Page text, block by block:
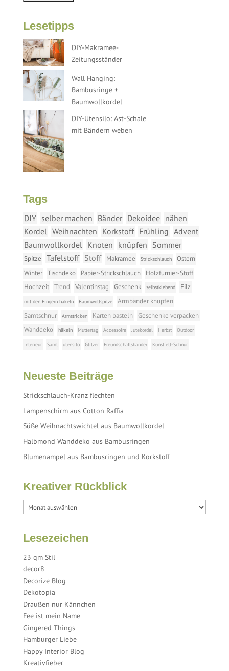
Lesetipps
DIY-Makramee-
Zeitungsständer
Wall Hanging:
Bambusringe +
Baumwollkordel
DIY-Utensilo: Ast-Schale
mit Bändern weben
Tags
DIY selber machen Bänder Dekoidee nähen
Kordel Weihnachten Korkstoff Frühling Advent
Baumwollkordel Knoten knüpfen Sommer
Spitze Tafelstoff Stoff Makramee Strickschlauch
Ostern
Winter
Tischdeko Papier-Strickschlauch
Holzfurnier-Stoff
Hochzeit
Trend Valentinstag Geschenk selbstklebend Filz
mit den Fingern häkeln Baumwollspitze
Armbänder knüpfen
Samtschnur
Armstricken Karten basteln
Geschenke verpacken
Wanddeko
häkeln Muttertag Accessoire Jutekordel Herbst Outdoor
Interieur Samt utensilo Glitzer Freundschaftsbänder Kunstfell-Schnur
Neueste Beiträge
Strickschlauch-Kranz flechten
Lampenschirm aus Cotton Raffia
Süße Weihnachtswichtel aus Baumwollkordel
Halbmond Wanddeko aus Bambusringen
Blumenampel aus Bambusringen und Korkstoff
Kreativer Rückblick
Lesezeichen
23 qm Stil
decor8
Decorize Blog
Dekotopia
Draußen nur Kännchen
Fee ist mein Name
Gingered Things
Hamburger Liebe
Happy Interior Blog
Kreativfieber